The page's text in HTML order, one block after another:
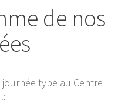
de nos
journée type au Centre